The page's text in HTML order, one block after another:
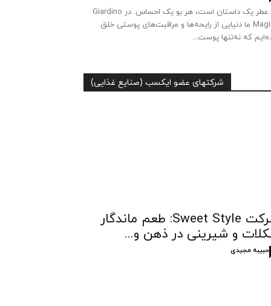
هر عطر یک داستان است، هر بو یک احساس. در Giardino
Magico ما دنیایی از رایحه‌ها و مراقبت‌های پوستی خلق
که نه‌تنها پوست...
شرکتهای عضو ایکسب (صنایع غذایی)
شرکت Sweet Style: طعم ماندگار
و شیرینی در ذهن و...
حبیبه مجیدی